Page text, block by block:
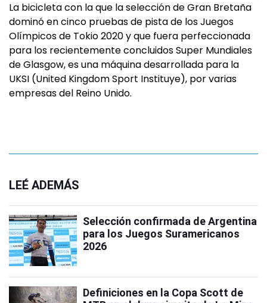
La bicicleta con la que la selección de Gran Bretaña
dominó en cinco pruebas de pista de los Juegos
Olímpicos de Tokio 2020 y que fuera perfeccionada
para los recientemente concluidos Super Mundiales
de Glasgow, es una máquina desarrollada para la
UKSI (United Kingdom Sport Instituye), por varias
empresas del Reino Unido.
LEÉ ADEMÁS
Selección confirmada de Argentina
para los Juegos Suramericanos
2026
Definiciones en la Copa Scott de